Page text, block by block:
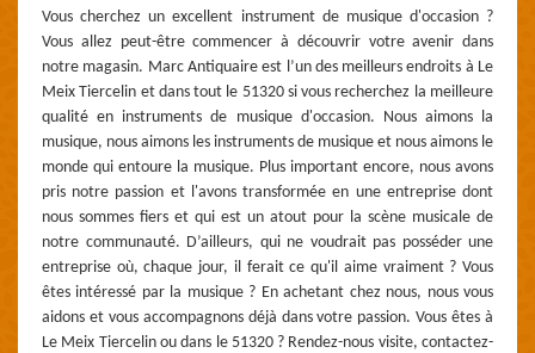
Vous cherchez un excellent instrument de musique d'occasion ?
Vous allez peut-être commencer à découvrir votre avenir dans
notre magasin. Marc Antiquaire est l’un des meilleurs endroits à Le
Meix Tiercelin et dans tout le 51320 si vous recherchez la meilleure
qualité en instruments de musique d'occasion. Nous aimons la
musique, nous aimons les instruments de musique et nous aimons le
monde qui entoure la musique. Plus important encore, nous avons
pris notre passion et l'avons transformée en une entreprise dont
nous sommes fiers et qui est un atout pour la scène musicale de
notre communauté. D’ailleurs, qui ne voudrait pas posséder une
entreprise où, chaque jour, il ferait ce qu'il aime vraiment ? Vous
êtes intéressé par la musique ? En achetant chez nous, nous vous
aidons et vous accompagnons déjà dans votre passion. Vous êtes à
Le Meix Tiercelin ou dans le 51320 ? Rendez-nous visite, contactez-